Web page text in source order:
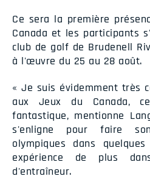
Ce sera la première
Canada et les participants
club de golf de Brudenell
à l'œuvre du 25 au 28 août.
« Je suis évidemment très
aux Jeux du Canada,
fantastique, mentionne
s'enligne pour faire
olympiques dans
expérience de plus
d'entraîneur.